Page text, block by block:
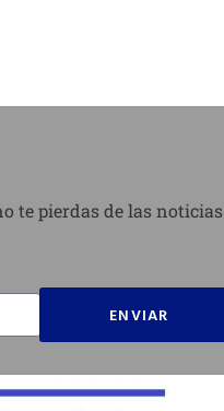
te pierdas de las noticias
ENVIAR